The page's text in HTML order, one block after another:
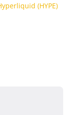
(HYPE)